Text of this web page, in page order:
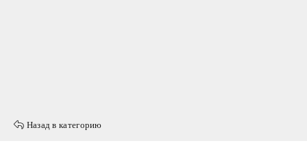
Назад в категорию